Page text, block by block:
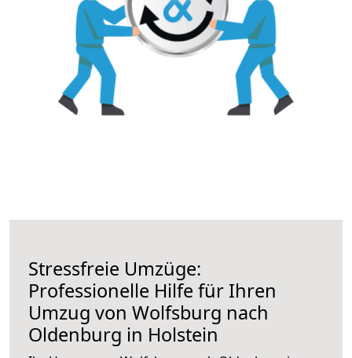
Stressfreie Umzüge:
Professionelle Hilfe für Ihren
Umzug von Wolfsburg nach
Oldenburg in Holstein